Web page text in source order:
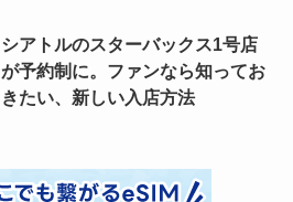
シアトルのスターバックス1号店
が予約制に。ファンなら知ってお
きたい、新しい入店方法